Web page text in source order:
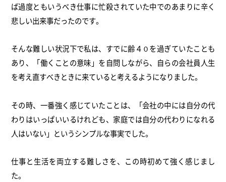
ば過度ともいうべき仕事に忙殺されていた中でのあまりに辛く
悲しい出来事だったのです。
そんな難しい状況下で私は、すでに齢４０を過ぎていたことも
あり、「働くことの意味」を自問しながら、自らの会社員人生
を考え直すべきときに来ていると考えるようになりました。
その時、一番強く感じていたことは、「会社の中には自分の代
わりはいっぱいいるけれども、家庭では自分の代わりになれる
人はいない」というシンプルな事実でした。
仕事と生活を両立する難しさを、この時初めて強く感じまし
た。